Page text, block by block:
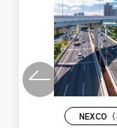
Previous
NEXCO